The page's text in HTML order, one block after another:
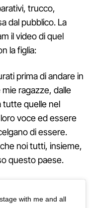
trucco,
dal pubblico. La
il video di quel
la figlia:
prima di andare in
ragazze, dalle
tutte quelle nel
voce ed essere
di essere.
noi tutti, insieme,
questo paese.
with me and all